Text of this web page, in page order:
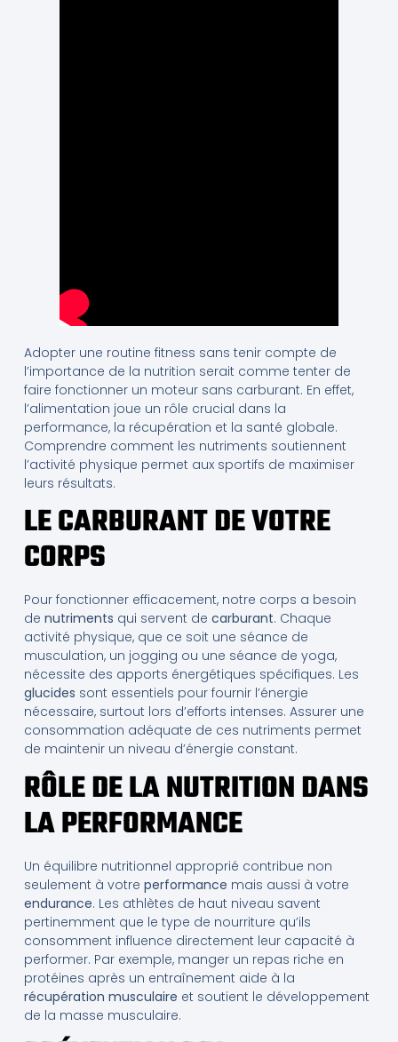
Adopter une routine fitness sans tenir compte de
l’importance de la nutrition serait comme tenter de
faire fonctionner un moteur sans carburant. En effet,
l’alimentation joue un rôle crucial dans la
performance, la récupération et la santé globale.
Comprendre comment les nutriments soutiennent
l’activité physique permet aux sportifs de maximiser
leurs résultats.
LE CARBURANT DE VOTRE
CORPS
Pour fonctionner efficacement, notre corps a besoin
de nutriments qui servent de carburant. Chaque
activité physique, que ce soit une séance de
musculation, un jogging ou une séance de yoga,
nécessite des apports énergétiques spécifiques. Les
glucides sont essentiels pour fournir l’énergie
nécessaire, surtout lors d’efforts intenses. Assurer une
consommation adéquate de ces nutriments permet
de maintenir un niveau d’énergie constant.
RÔLE DE LA NUTRITION DANS
LA PERFORMANCE
Un équilibre nutritionnel approprié contribue non
seulement à votre performance mais aussi à votre
endurance. Les athlètes de haut niveau savent
pertinemment que le type de nourriture qu’ils
consomment influence directement leur capacité à
performer. Par exemple, manger un repas riche en
protéines après un entraînement aide à la
récupération musculaire et soutient le développement
de la masse musculaire.